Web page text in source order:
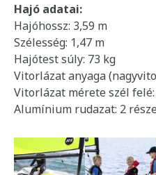
Hajó adatai:
Hajóhossz: 3,59 m
Szélesség: 1,47 m
Hajótest súly: 73 kg
Vitorlázat anyaga
Vitorlázat mérete szél felé:
Alumínium rudazat: 2